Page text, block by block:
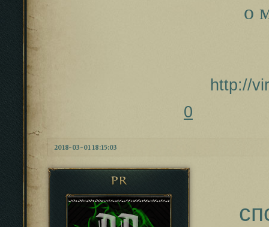
о
http://
0
2018-03-01 18:15:03
PR